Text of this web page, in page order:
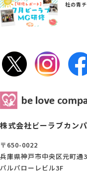
社の青
株式会社ビーラブカン
〒650-0022
兵庫県神戸市中央区元町通
パルパローレビル3F